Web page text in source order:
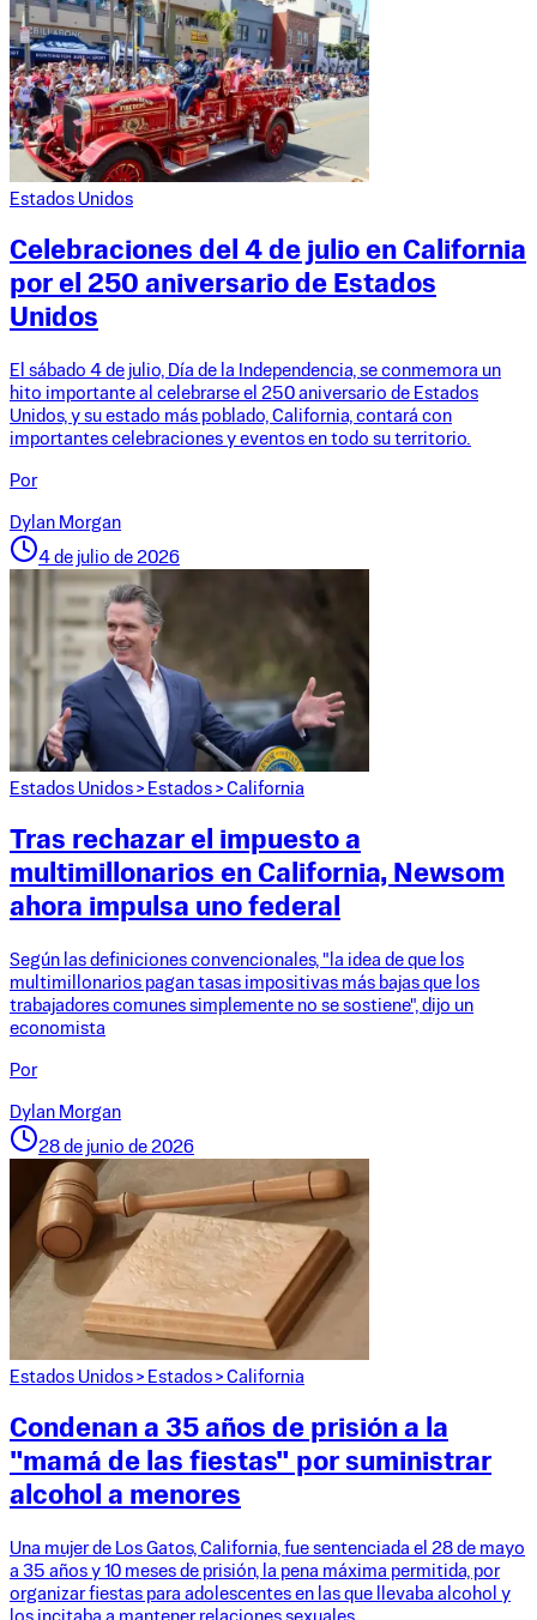
Estados Unidos
Celebraciones del 4 de julio en California
por el 250 aniversario de Estados
Unidos
El sábado 4 de julio, Día de la Independencia, se conmemora un
hito importante al celebrarse el 250 aniversario de Estados
Unidos, y su estado más poblado, California, contará con
importantes celebraciones y eventos en todo su territorio.
Por
Dylan Morgan
4 de julio de 2026
Estados Unidos > Estados > California
Tras rechazar el impuesto a
multimillonarios en California, Newsom
ahora impulsa uno federal
Según las definiciones convencionales, "la idea de que los
multimillonarios pagan tasas impositivas más bajas que los
trabajadores comunes simplemente no se sostiene", dijo un
economista
Por
Dylan Morgan
28 de junio de 2026
Estados Unidos > Estados > California
Condenan a 35 años de prisión a la
"mamá de las fiestas" por suministrar
alcohol a menores
Una mujer de Los Gatos, California, fue sentenciada el 28 de mayo
a 35 años y 10 meses de prisión, la pena máxima permitida, por
organizar fiestas para adolescentes en las que llevaba alcohol y